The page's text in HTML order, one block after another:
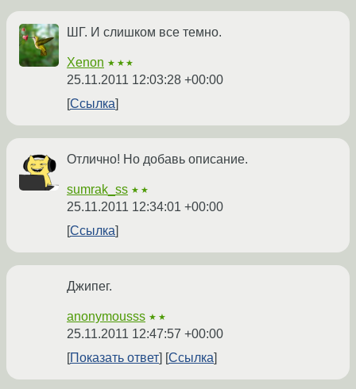
ШГ. И слишком все темно.
Xenon ★★★
25.11.2011 12:03:28 +00:00
Ссылка
Отлично! Но добавь описание.
sumrak_ss ★★
25.11.2011 12:34:01 +00:00
Ссылка
Джипег.
anonymousss ★★
25.11.2011 12:47:57 +00:00
Показать ответ
Ссылка